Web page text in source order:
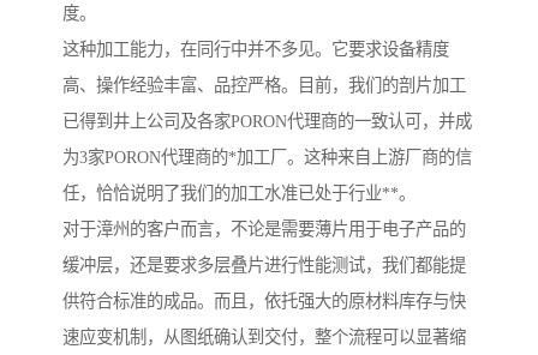
度。
这种加工能力，在同行中并不多见。它要求设备精度
高、操作经验丰富、品控严格。目前，我们的剖片加工
已得到井上公司及各家PORON代理商的一致认可，并成
为3家PORON代理商的*加工厂。这种来自上游厂商的信
任，恰恰说明了我们的加工水准已处于行业**。
对于漳州的客户而言，不论是需要薄片用于电子产品的
缓冲层，还是要求多层叠片进行性能测试，我们都能提
供符合标准的成品。而且，依托强大的原材料库存与快
速应变机制，从图纸确认到交付，整个流程可以显著缩